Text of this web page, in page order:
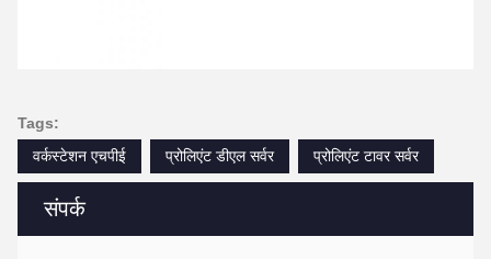
संपर्क
Tags:
वर्कस्टेशन एचपीई
प्रोलिएंट डीएल सर्वर प्रोलिएंट टावर सर्वर